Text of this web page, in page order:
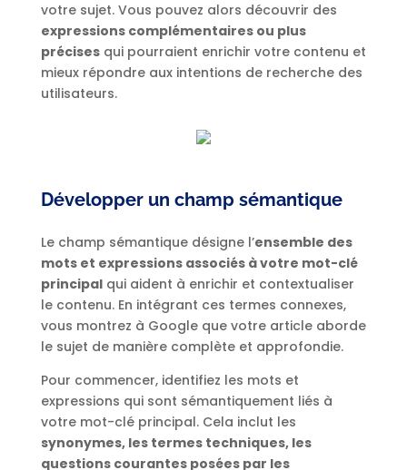
votre sujet. Vous pouvez alors découvrir des
expressions complémentaires ou plus
précisesqui pourraient enrichir votre contenu et
mieux répondre aux intentions de recherche des
utilisateurs.
Développer un champ sémantique
Le champ sémantique désigne l’ensemble des
mots et expressions associés à votre mot-clé
principalqui aident à enrichir et contextualiser
le contenu. En intégrant ces termes connexes,
vous montrez à Google que votre article aborde
le sujet de manière complète et approfondie.
Pour commencer, identifiez les mots et
expressions qui sont sémantiquement liés à
votre mot-clé principal. Cela inclut les
synonymes, les termes techniques, les
questions courantes posées par les